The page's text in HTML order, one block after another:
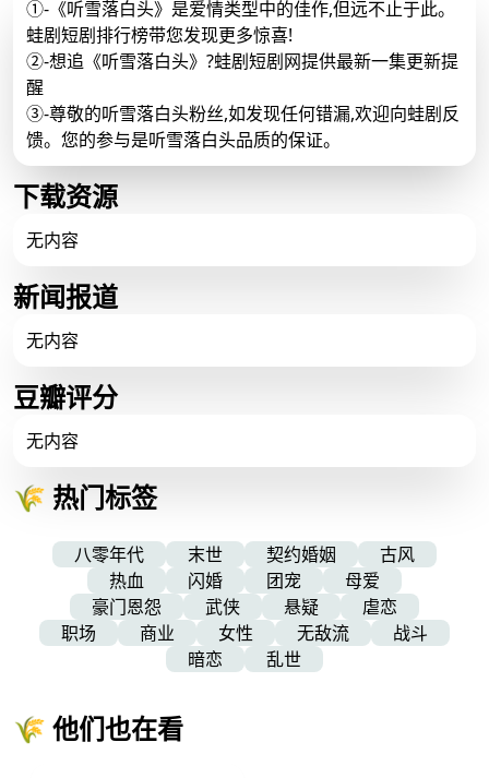
①-《听雪落白头》是爱情类型中的佳作,但远不止于此。
蛙剧短剧排行榜带您发现更多惊喜!
②-想追《听雪落白头》?蛙剧短剧网提供最新一集更新提
醒
③-尊敬的听雪落白头粉丝,如发现任何错漏,欢迎向蛙剧反
馈。您的参与是听雪落白头品质的保证。
下载资源
无内容
新闻报道
无内容
豆瓣评分
无内容
🌾 热门标签
八零年代 末世 契约婚姻
古风
热血
闪婚 团宠
母爱
豪门恩怨
武侠 悬疑
虐恋
职场
商业 女性 无敌流
战斗
暗恋
乱世
🌾 他们也在看